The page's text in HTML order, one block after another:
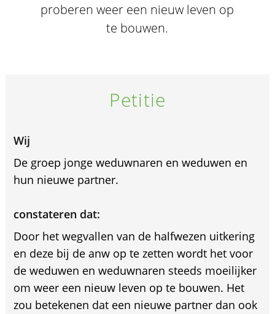
proberen weer een nieuw leven op
te bouwen.
Petitie
Wij
De groep jonge weduwnaren en weduwen en
hun nieuwe partner.
constateren dat:
Door het wegvallen van de halfwezen uitkering
en deze bij de anw op te zetten wordt het voor
de weduwen en weduwnaren steeds moeilijker
om weer een nieuw leven op te bouwen. Het
zou betekenen dat een nieuwe partner dan ook